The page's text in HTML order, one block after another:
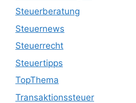
Steuerberatung
Steuernews
Steuerrecht
Steuertipps
TopThema
Transaktionssteuer